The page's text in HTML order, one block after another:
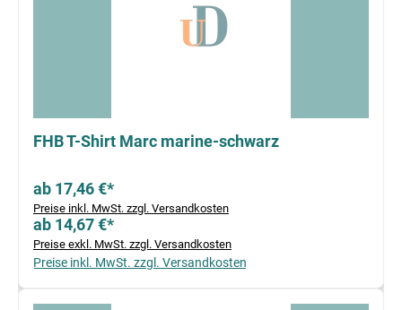
FHB T-Shirt Marc marine-schwarz
ab 17,46 €*
Preise inkl. MwSt. zzgl. Versandkosten
ab 14,67 €*
Preise exkl. MwSt. zzgl. Versandkosten
Preise inkl. MwSt. zzgl. Versandkosten